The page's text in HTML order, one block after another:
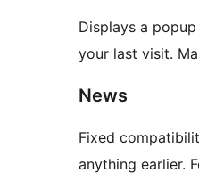
Displays a
your last visit.
News
Fixed
anything earlier.